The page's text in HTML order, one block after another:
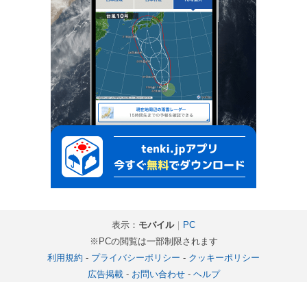
表示： モバイル｜ PC
※PCの閲覧は一部制限されます
利用規約 - プライバシーポリシー - クッキーポリシー
広告掲載- お問い合わせ- ヘルプ